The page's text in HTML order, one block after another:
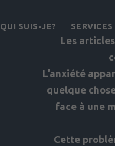
QUI SUIS-JE? SERVICES
Les
L’anxiété
quelque
face à une
Cette